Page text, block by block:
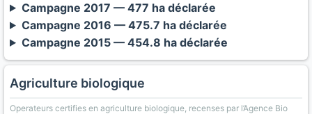
Campagne 2017 — 477 ha déclarée
Campagne 2016 — 475.7 ha déclarée
Campagne 2015 — 454.8 ha déclarée
Agriculture biologique
Operateurs certifies en agriculture biologique, recenses par l’Agence Bio